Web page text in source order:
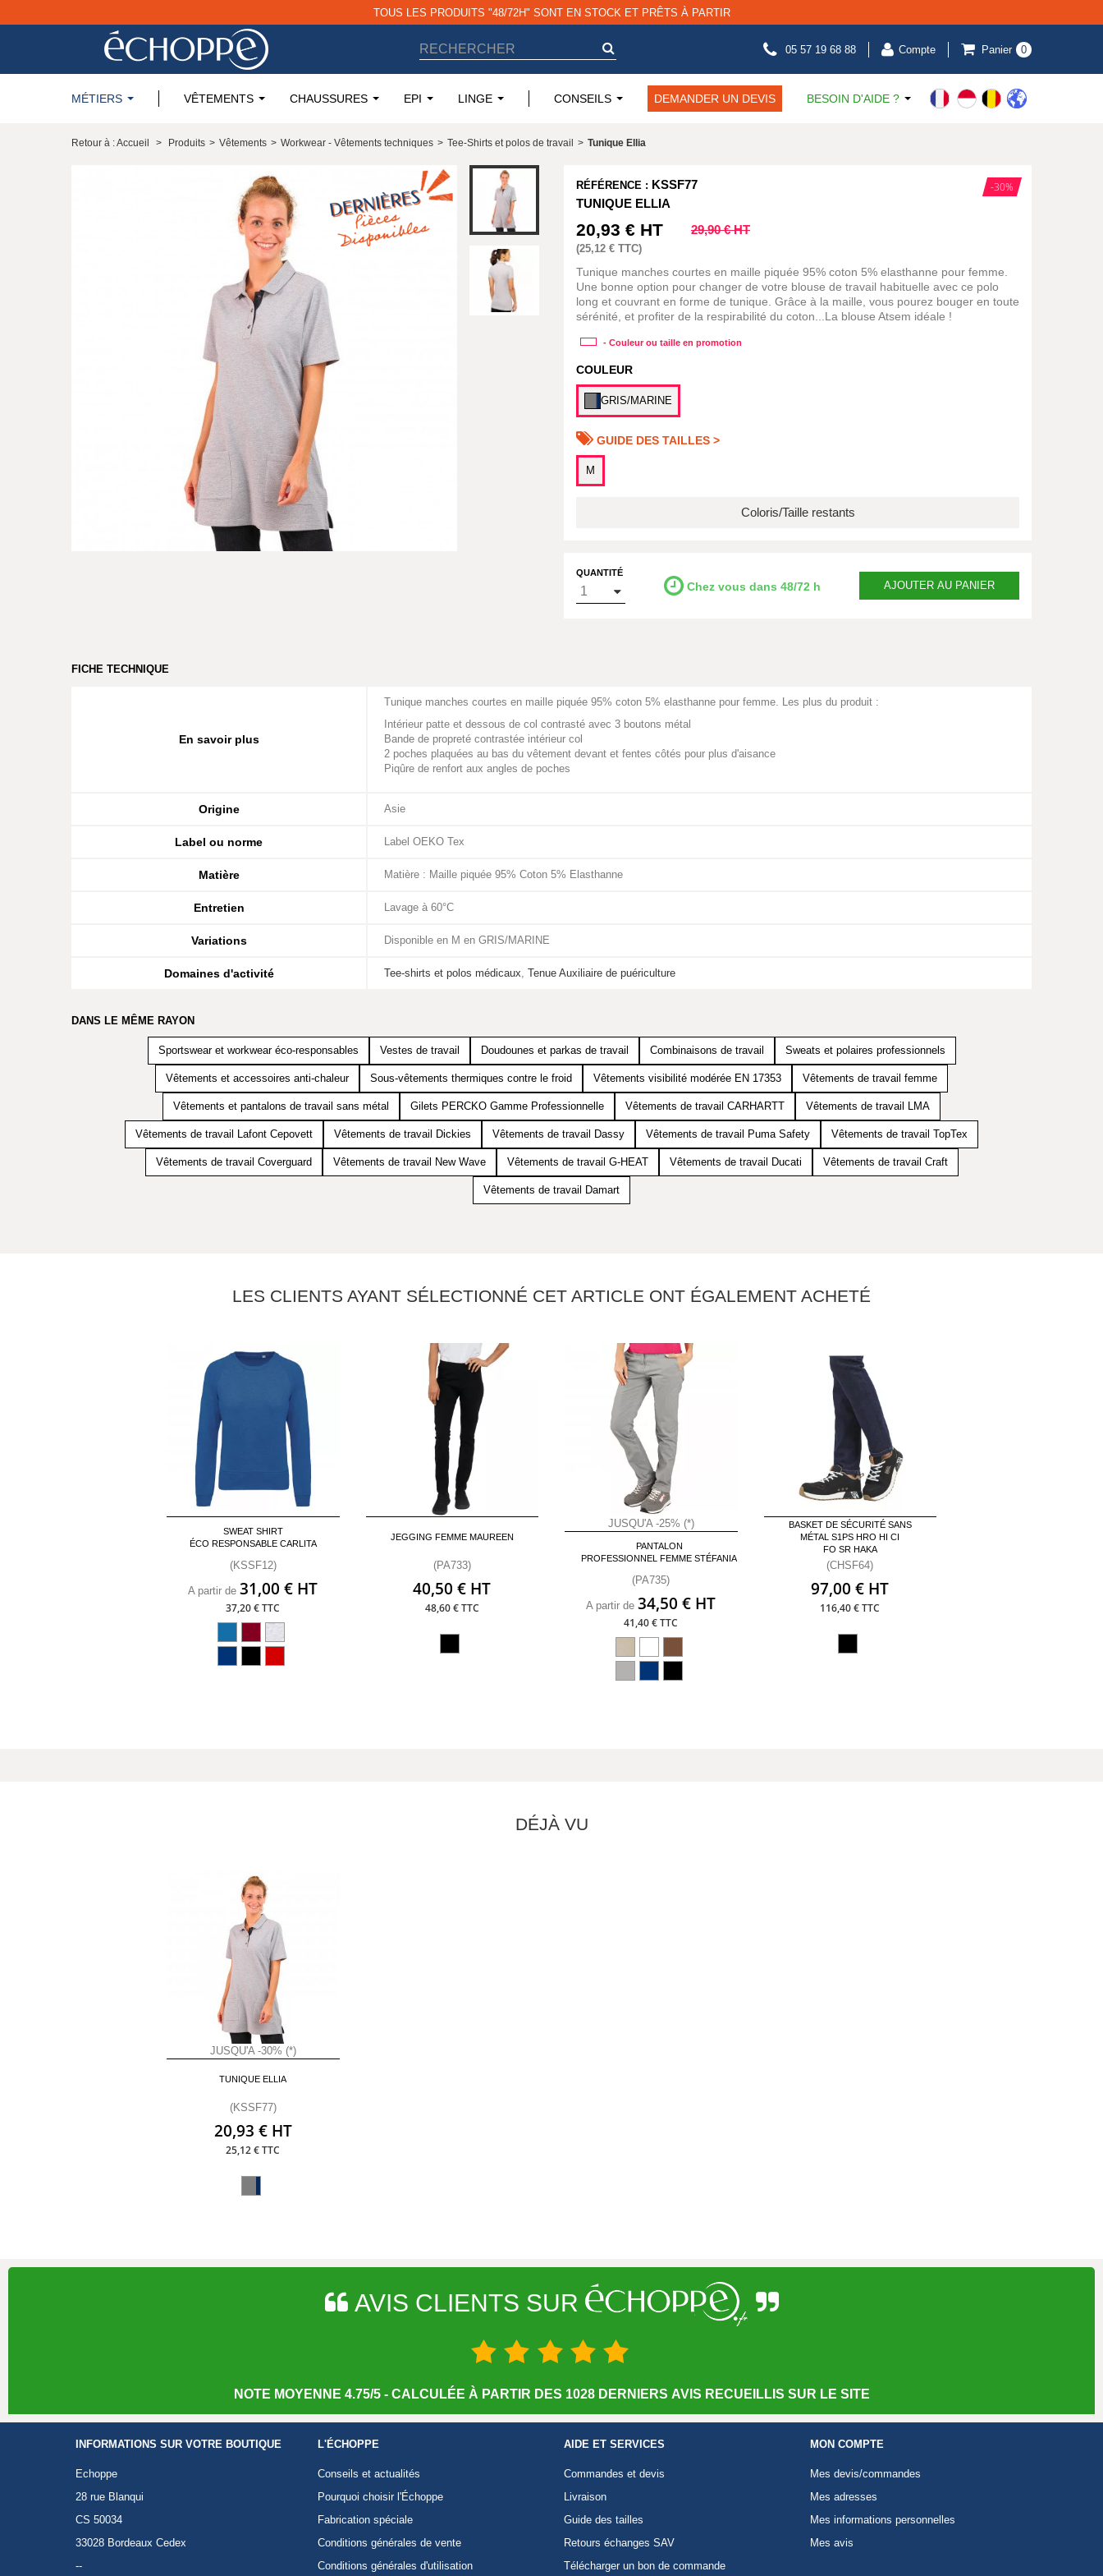
TOUS LES PRODUITS "48/72H" SONT EN STOCK ET PRÊTS À PARTIR
05 57 19 68 88 Compte Panier 0
MÉTIERS VÊTEMENTS CHAUSSURES EPI LINGE CONSEILS DEMANDER UN DEVIS BESOIN D'AIDE ?
Retour à : Accueil > Produits > Vêtements > Workwear - Vêtements techniques > Tee-Shirts et polos de travail > Tunique Ellia
RÉFÉRENCE : KSSF77
TUNIQUE ELLIA
20,93 € HT
(25,12 € TTC)
-30%
29,90 €HT
Tunique manches courtes en maille piquée 95% coton 5% elasthanne pour femme.
Une bonne option pour changer de votre blouse de travail habituelle avec ce polo
long et couvrant en forme de tunique. Grâce à la maille, vous pourez bouger en toute
sérénité, et profiter de la respirabilité du coton...La blouse Atsem idéale !
- Couleur ou taille en promotion
COULEUR
GRIS/MARINE
GUIDE DES TAILLES >
M
Coloris/Taille restants
QUANTITÉ
Chez vous dans 48/72 h AJOUTER AU PANIER
FICHE TECHNIQUE
En savoir plus
Tunique manches courtes en maille piquée 95% coton 5% elasthanne pour femme. Les plus du produit :
Intérieur patte et dessous de col contrasté avec 3 boutons métal
Bande de propreté contrastée intérieur col
2 poches plaquées au bas du vêtement devant et fentes côtés pour plus d'aisance
Piqûre de renfort aux angles de poches
Origine Asie
Label ou norme Label OEKO Tex
Matière Matière : Maille piquée 95% Coton 5% Elasthanne
Entretien Lavage à 60°C
Variations Disponible en M en GRIS/MARINE
Domaines d'activité Tee-shirts et polos médicaux, Tenue Auxiliaire de puériculture
DANS LE MÊME RAYON
Sportswear et workwear éco-responsables Vestes de travail Doudounes et parkas de travail Combinaisons de travail Sweats et polaires professionnels
Vêtements et accessoires anti-chaleur Sous-vêtements thermiques contre le froid Vêtements visibilité modérée EN 17353 Vêtements de travail femme
Vêtements et pantalons de travail sans métal Gilets PERCKO Gamme Professionnelle Vêtements de travail CARHARTT Vêtements de travail LMA
Vêtements de travail Lafont Cepovett Vêtements de travail Dickies Vêtements de travail Dassy Vêtements de travail Puma Safety Vêtements de travail TopTex
Vêtements de travail Coverguard Vêtements de travail New Wave Vêtements de travail G-HEAT Vêtements de travail Ducati Vêtements de travail Craft
Vêtements de travail Damart
LES CLIENTS AYANT SÉLECTIONNÉ CET ARTICLE ONT ÉGALEMENT ACHETÉ
SWEAT SHIRT
ÉCO RESPONSABLE CARLITA
(KSSF12)
A partir de31,00 € HT
37,20 € TTC
JEGGING FEMME MAUREEN
(PA733)
40,50 € HT
48,60 € TTC
JUSQU'A -25% (*)
PANTALON
PROFESSIONNEL FEMME STÉFANIA
(PA735)
A partir de34,50 € HT
41,40 € TTC
BASKET DE SÉCURITÉ SANS
MÉTAL S1PS HRO HI CI
FO SR HAKA
(CHSF64)
97,00 € HT
116,40 € TTC
DÉJÀ VU
JUSQU'A -30% (*)
TUNIQUE ELLIA
(KSSF77)
20,93 € HT
25,12 € TTC
AVIS CLIENTS SUR
NOTE MOYENNE 4.75/5 - CALCULÉE À PARTIR DES 1028 DERNIERS AVIS RECUEILLIS SUR LE SITE
INFORMATIONS SUR VOTRE BOUTIQUE
Echoppe
28 rue Blanqui
CS 50034
33028 Bordeaux Cedex
--
L'ÉCHOPPE
Conseils et actualités
Pourquoi choisir l'Échoppe
Fabrication spéciale
Conditions générales de vente
Conditions générales d'utilisation
AIDE ET SERVICES
Commandes et devis
Livraison
Guide des tailles
Retours échanges SAV
Télécharger un bon de commande
MON COMPTE
Mes devis/commandes
Mes adresses
Mes informations personnelles
Mes avis